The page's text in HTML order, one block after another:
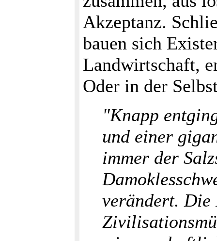
Akzeptanz.
bauen sich
Landwirtschaft,
Oder in der
"Knapp
und einer
immer der
verändert. Die